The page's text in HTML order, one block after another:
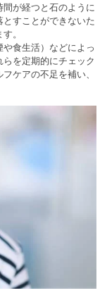
が経つと石のように
すことができないた
。
食生活）などによっ
を定期的にチェック
ケアの不足を補い、